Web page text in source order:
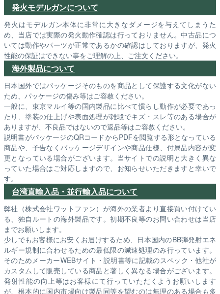
発火モデルガンについて
発火はモデルガン本体に非常に大きなダメージを与えてしまうた
め、当店では実際の発火動作確認は行っておりません。中古品につ
いては動作やパーツが正常であるかの確認はしておりますが、発火
性能の保証はできない事をご理解の上、ご注文ください。
海外製品について
日本国外ではパッケージそのものを商品として保護する文化がない
ため、パッケージの傷み等はご容赦ください。
一般に、東京マルイ等の国内製品に比べて慣らし動作が必要であっ
たり、塗装の仕上げや表面処理が雑駁でキズ・スレ等のある場合が
ありますが、不良品ではないので返品等はご容赦ください。
説明書がパッケージのQRコードからPDFを閲覧する形となっている
商品や、予告なくパッケージデザインや商品仕様、付属品内容が変
更となっている場合がございます。当サイトでの説明と大きく異な
っていた場合はご対応しますので、お知らせいただきますと幸いで
す。
台湾直輸入品・並行輸入品について
弊社（株式会社ワットファン）が海外の業者より直接買い付けてい
る、独自ルートの海外製品です。初期不良等のお問い合わせは当店
までお願いします。
少しでもお客様にお安くお届けするため、日本国内のBB弾発射エネ
ルギー規制に合わせるための最低限の減速処理のみ行っています。
そのためメーカーWEBサイト・説明書等に記載のスペック・他社が
カスタムして販売している商品と著しく異なる場合がございます。
発射性能の向上等はお客様にて行っていただくようお願いします
が、根本的に国内市場向け製品同等を望むのは無理のある場合も多